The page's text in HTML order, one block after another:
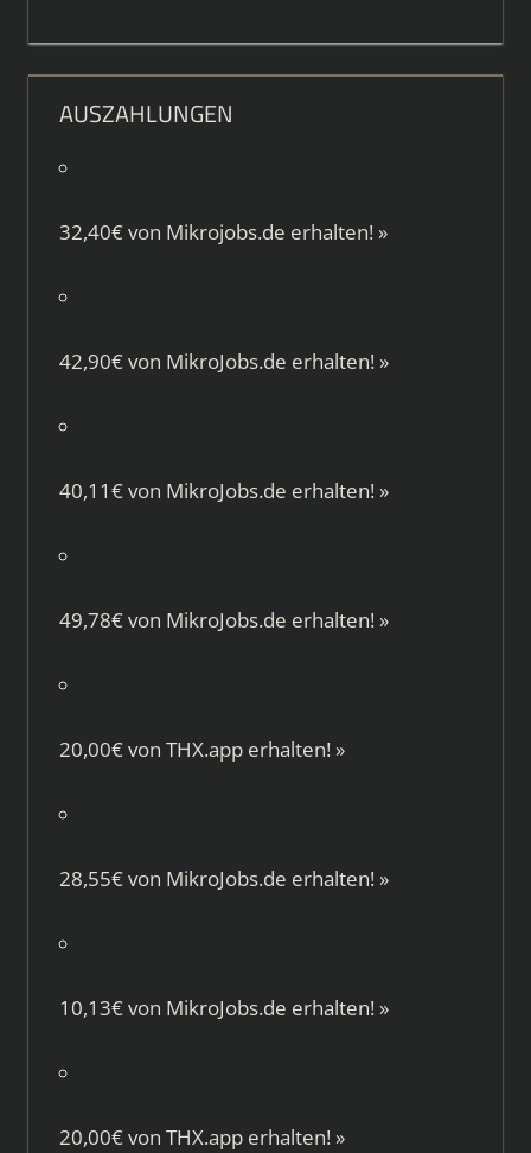
AUSZAHLUNGEN
32,40€ von Mikrojobs.de erhalten! »
42,90€ von MikroJobs.de erhalten! »
40,11€ von MikroJobs.de erhalten! »
49,78€ von MikroJobs.de erhalten! »
20,00€ von THX.apperhalten! »
28,55€ von MikroJobs.de erhalten! »
10,13€ von MikroJobs.de erhalten! »
20,00€ von THX.apperhalten! »